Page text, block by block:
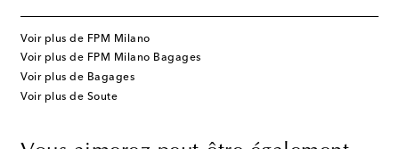
Voir plus de FPM Milano
Voir plus de FPM Milano Bagages
Voir plus de Bagages
Voir plus de Soute